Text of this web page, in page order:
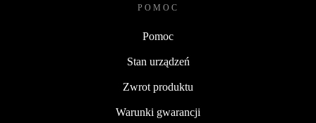
POMOC
Pomoc
Stan urządzeń
Zwrot produktu
Warunki gwarancji